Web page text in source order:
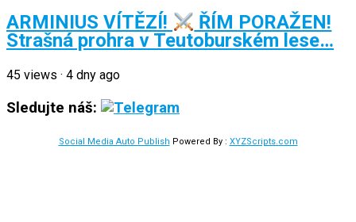
ARMINIUS VÍTĚZÍ!
ŘÍM PORAŽEN!
Strašná prohra v Teutoburském lese…
45 views · 4 dny ago
Sledujte náš:
Social Media Auto Publish Powered By : XYZScripts.com